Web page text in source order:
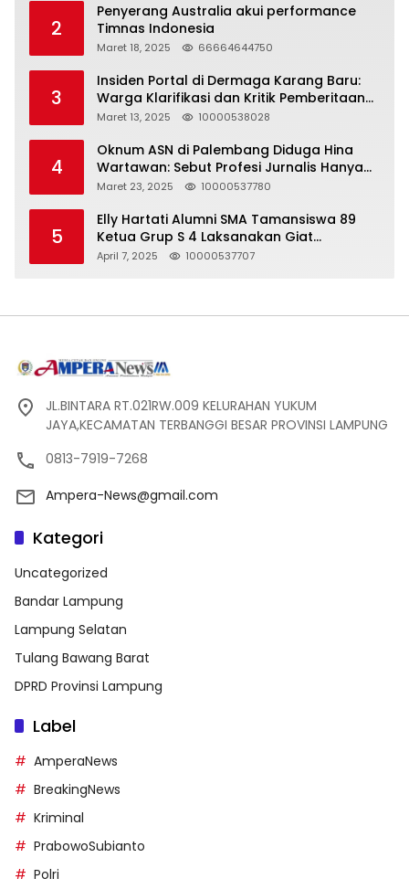
2
Penyerang Australia akui performance
Timnas Indonesia
Maret 18, 2025 66664644750
3
Insiden Portal di Dermaga Karang Baru:
Warga Klarifikasi dan Kritik Pemberitaan
yang Tidak Akurat
Maret 13, 2025 10000538028
4
Oknum ASN di Palembang Diduga Hina
Wartawan: Sebut Profesi Jurnalis Hanya
Seharga 2 Liter Bensin, Berujung Dugaan
Maret 23, 2025 10000537780
5
Elly Hartati Alumni SMA Tamansiswa 89
Ketua Grup S 4 Laksanakan Giat
Silaturahmi
April 7, 2025 10000537707
JL.BINTARA RT.021RW.009 KELURAHAN YUKUM
JAYA,KECAMATAN TERBANGGI BESAR PROVINSI LAMPUNG
0813-7919-7268
Ampera-News@gmail.com
Kategori
Uncategorized
Bandar Lampung
Lampung Selatan
Tulang Bawang Barat
DPRD Provinsi Lampung
Label
AmperaNews
BreakingNews
Kriminal
PrabowoSubianto
Polri